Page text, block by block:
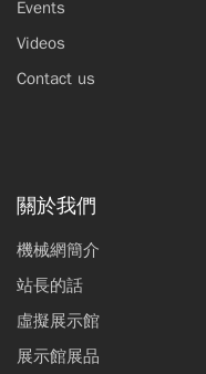
Events
Videos
Contact us
關於我們
機械網簡介
站長的話
虛擬展示館
展示館展品